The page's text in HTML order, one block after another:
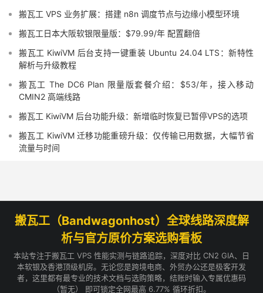
搬瓦工 VPS 业务扩展：搭建 n8n 调度节点与边缘小模型环境
搬瓦工日本大阪软银限量版：$79.99/年 配置翻倍
搬瓦工 KiwiVM 后台支持一键重装 Ubuntu 24.04 LTS：新特性
解析与升级教程
搬瓦工 The DC6 Plan 限量版套餐介绍：$53/年，接入移动
CMIN2 高端线路
搬瓦工 KiwiVM 后台功能升级：新增临时恢复已暂停VPS的选项
搬瓦工 KiwiVM 迁移功能重磅升级：仅传输已用数据，大幅节省
流量与时间
搬瓦工（Bandwagonhost）全球线路深度解
析与官方原价方案选购看板
本站专注于搬瓦工 VPS 性能实测与链路追踪，深度对比 CN2 GIA、日
本软银及香港顶级机房。无论您是跨境电商、外贸办公还是极客开发
者，这里都有最专业的技术文档与选购策略，结账时输入专属优惠码
（暂无） 即可锁定全网最高 6.77% 循环折扣。